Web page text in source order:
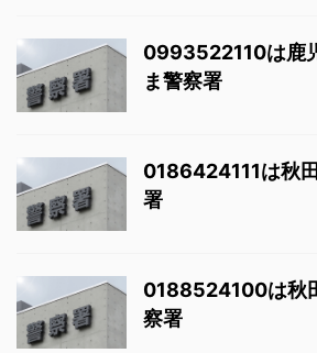
0993522110は鹿
ま警察署
0186424111は秋
署
0188524100は秋
察署